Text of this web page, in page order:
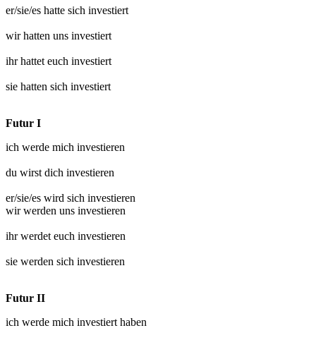
er/sie/es hatte sich investiert
wir hatten uns investiert
ihr hattet euch investiert
sie hatten sich investiert
Futur I
ich werde mich investieren
du wirst dich investieren
er/sie/es wird sich investieren
wir werden uns investieren
ihr werdet euch investieren
sie werden sich investieren
Futur II
ich werde mich investiert haben